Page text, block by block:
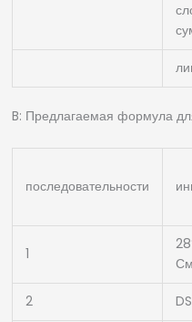
B: Предлагаемая формула
последовательности
1
2